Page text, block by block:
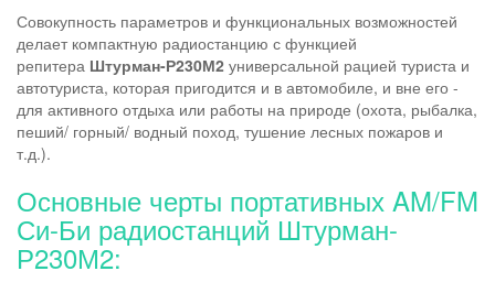
Совокупность параметров и функциональных возможностей
делает компактную радиостанцию с функцией
репитера Штурман-Р230М2 универсальной рацией туриста и
автотуриста, которая пригодится и в автомобиле, и вне его -
для активного отдыха или работы на природе (охота, рыбалка,
пеший/ горный/ водный поход, тушение лесных пожаров и
т.д.).
Основные черты портативных AM/FM
Си-Би радиостанций Штурман-
Р230М2: